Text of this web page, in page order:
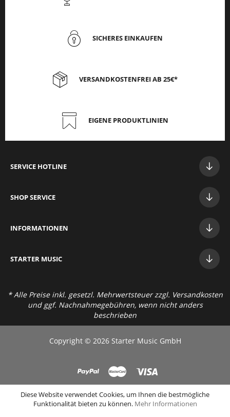
SICHERES EINKAUFEN
VERSANDKOSTENFREI AB 25€*
EIGENE PRODUKTLINIEN
SERVICE HOTLINE
SHOP SERVICE
INFORMATIONEN
STARTER MUSIC
* Alle Preise inkl. gesetzl. Mehrwertsteuer zzgl. Versandkosten
und ggf. Nachnahmegebühren, wenn nicht anders
beschrieben
Copyright © 2026 Starter Music GmbH
Diese Website verwendet Cookies, um Ihnen die bestmögliche
Funktionalität bieten zu können. Mehr Informationen